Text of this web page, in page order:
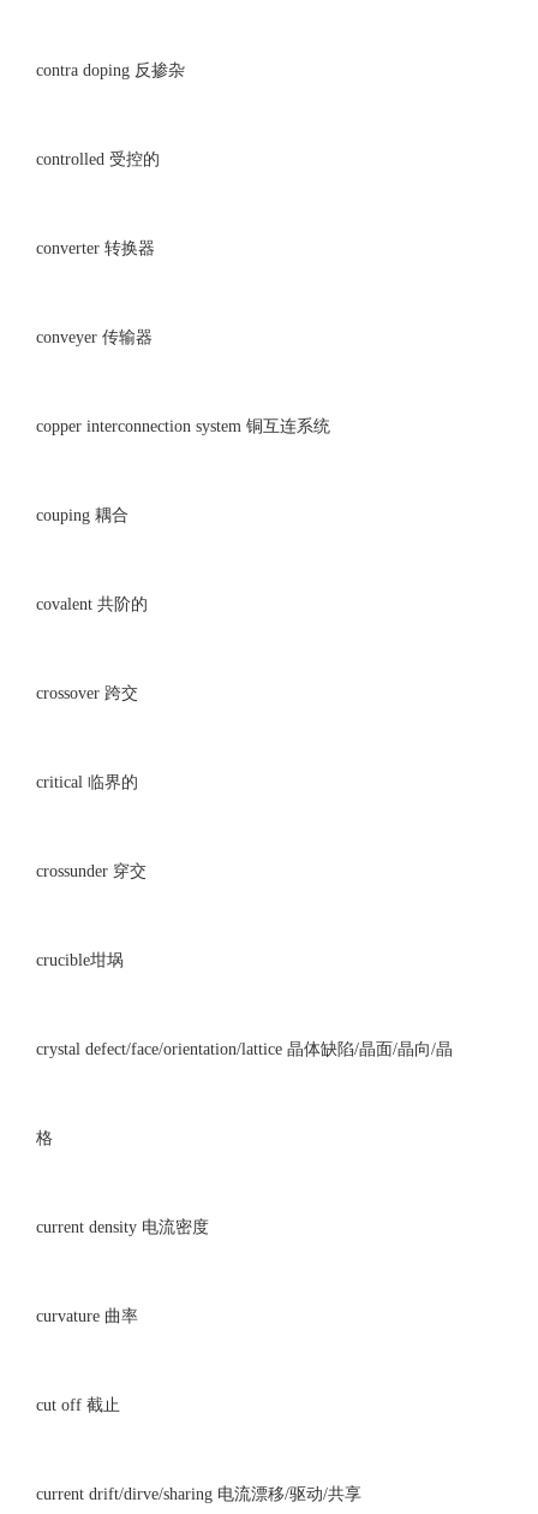
contra doping 反掺杂
controlled 受控的
converter 转换器
conveyer 传输器
copper interconnection system 铜互连系统
couping 耦合
covalent 共阶的
crossover 跨交
critical 临界的
crossunder 穿交
crucible坩埚
crystal defect/face/orientation/lattice 晶体缺陷/晶面/晶向/晶
格
current density 电流密度
curvature 曲率
cut off 截止
current drift/dirve/sharing 电流漂移/驱动/共享